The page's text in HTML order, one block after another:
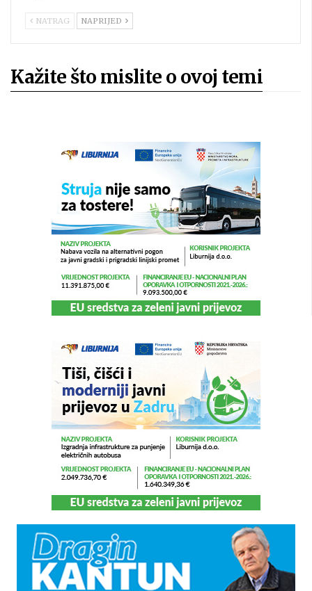
NATRAG NAPRIJED
Kažite što mislite o ovoj temi